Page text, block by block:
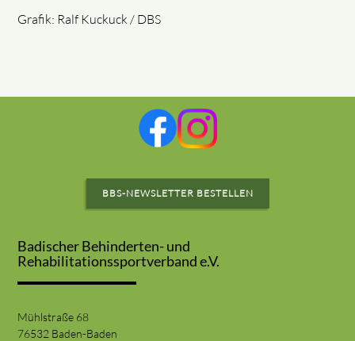
Grafik: Ralf Kuckuck / DBS
BBS-NEWSLETTER BESTELLEN
Badischer Behinderten- und
Rehabilitationssportverband e.V.
Mühlstraße 68
76532 Baden-Baden